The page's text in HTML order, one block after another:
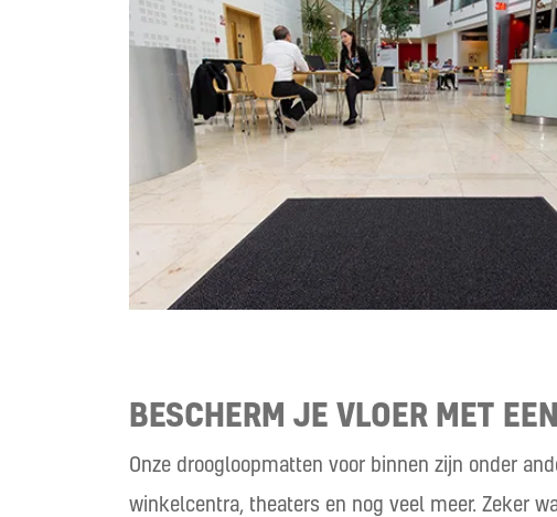
BESCHERM JE VLOER MET
Onze droogloopmatten voor binnen zijn onder
winkelcentra, theaters en nog veel meer. Zeker